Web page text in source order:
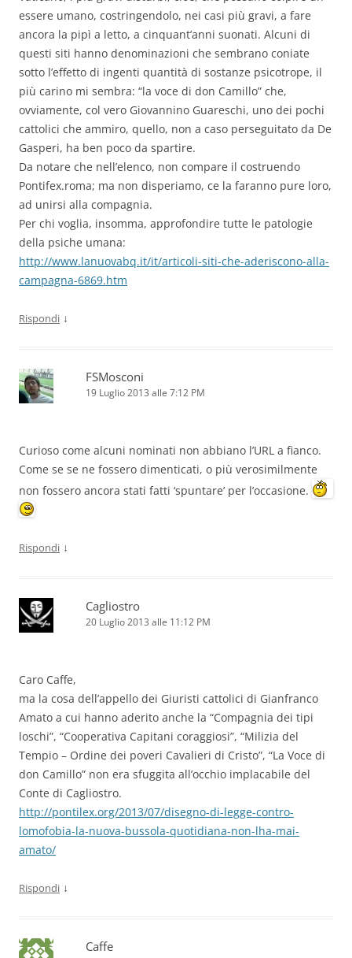
essere umano, costringendolo, nei casi più gravi, a fare
ancora la pipì a letto, a cinquant’anni suonati. Alcuni di
questi siti hanno denominazioni che sembrano coniate
sotto l’effetto di ingenti quantità di sostanze psicotrope, il
più carino mi sembra: “la voce di don Camillo” che,
ovviamente, col vero Giovannino Guareschi, uno dei pochi
cattolici che ammiro, quello, non a caso perseguitato da De
Gasperi, ha ben poco da spartire.
Da notare che nell’elenco, non compare il costruendo
Pontifex.roma; ma non disperiamo, ce la faranno pure loro,
ad unirsi alla compagnia.
Per chi voglia, insomma, approfondire tutte le patologie
della psiche umana:
http://www.lanuovabq.it/it/articoli-siti-che-aderiscono-alla-
campagna-6869.htm
Rispondi ↓
FSMosconi
19 Luglio 2013 alle 7:12 PM
Curioso come alcuni nominati non abbiano l’URL a fianco.
Come se se ne fossero dimenticati, o più verosimilmente
non fossero ancora stati fatti ‘spuntare’ per l’occasione.
Rispondi ↓
Cagliostro
20 Luglio 2013 alle 11:12 PM
Caro Caffe,
ma la cosa dell’appello dei Giuristi cattolici di Gianfranco
Amato a cui hanno aderito anche la “Compagnia dei tipi
loschi”, “Cooperativa Capitani coraggiosi”, “Milizia del
Tempio – Ordine dei poveri Cavalieri di Cristo”, “La Voce di
don Camillo” non era sfuggita all’occhio implacabile del
Conte di Cagliostro.
http://pontilex.org/2013/07/disegno-di-legge-contro-
lomofobia-la-nuova-bussola-quotidiana-non-lha-mai-
amato/
Rispondi ↓
Caffe